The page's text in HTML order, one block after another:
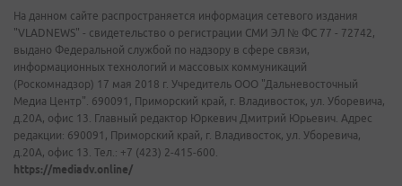
На данном сайте распространяется информация сетевого издания
"VLADNEWS" - свидетельство о регистрации СМИ ЭЛ № ФС 77 - 72742,
выдано Федеральной службой по надзору в сфере связи,
информационных технологий и массовых коммуникаций
(Роскомнадзор) 17 мая 2018 г. Учредитель ООО "Дальневосточный
Медиа Центр". 690091, Приморский край, г. Владивосток, ул. Уборевича,
д.20А, офис 13. Главный редактор Юркевич Дмитрий Юрьевич. Адрес
редакции: 690091, Приморский край, г. Владивосток, ул. Уборевича,
д.20А, офис 13. Тел.: +7 (423) 2-415-600.
https://mediadv.online/